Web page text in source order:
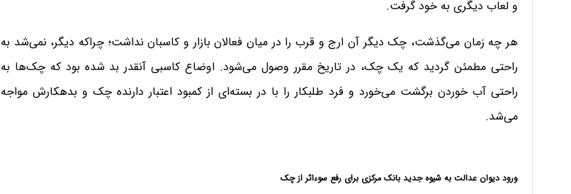
و لعاب دیگری به خود گرفت.
هر چه زمان می‌گذشت، چک دیگر آن ارج و قرب را در میان فعالان بازار و کاسبان نداشت؛ چراکه دیگر، نمی‌شد به
راحتی مطمئن گردید که یک چک، در تاریخ مقرر وصول می‌شود. اوضاع کاسبی آنقدر بد شده بود که چک‌ها به
راحتی آب خوردن برگشت می‌خورد و فرد طلبکار را با در بسته‌ای از کمبود اعتبار دارنده چک و بدهکارش مواجه
می‌شد.
ورود دیوان عدالت به شیوه جدید بانک مرکزی برای رفع سوءاثر از چک